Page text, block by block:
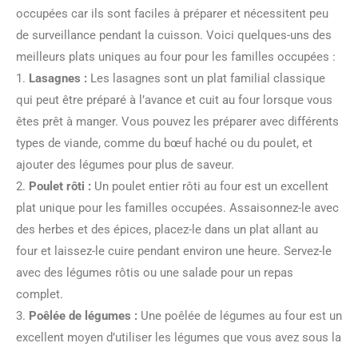
occupées car ils sont faciles à préparer et nécessitent peu
de surveillance pendant la cuisson. Voici quelques-uns des
meilleurs plats uniques au four pour les familles occupées :
1. Lasagnes : Les lasagnes sont un plat familial classique
qui peut être préparé à l’avance et cuit au four lorsque vous
êtes prêt à manger. Vous pouvez les préparer avec différents
types de viande, comme du bœuf haché ou du poulet, et
ajouter des légumes pour plus de saveur.
2. Poulet rôti : Un poulet entier rôti au four est un excellent
plat unique pour les familles occupées. Assaisonnez-le avec
des herbes et des épices, placez-le dans un plat allant au
four et laissez-le cuire pendant environ une heure. Servez-le
avec des légumes rôtis ou une salade pour un repas
complet.
3. Poêlée de légumes : Une poêlée de légumes au four est un
excellent moyen d’utiliser les légumes que vous avez sous la